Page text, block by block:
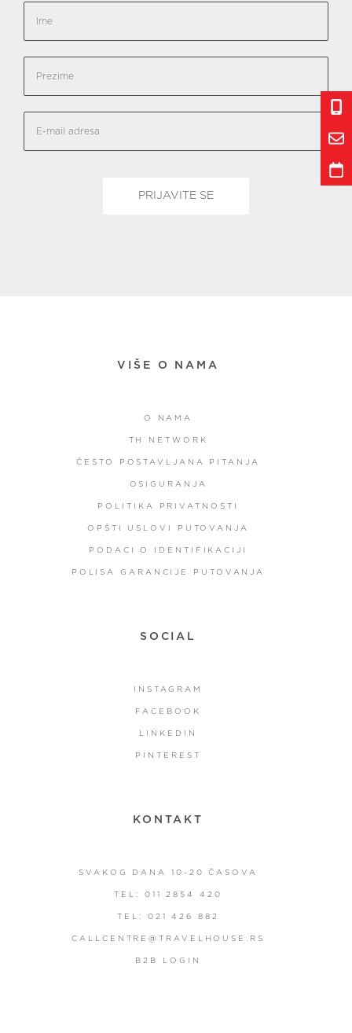
VIŠE O NAMA
O NAMA
TH NETWORK
ČESTO POSTAVLJANA PITANJA
OSIGURANJA
POLITIKA PRIVATNOSTI
OPŠTI USLOVI PUTOVANJA
PODACI O IDENTIFIKACIJI
POLISA GARANCIJE PUTOVANJA
SOCIAL
INSTAGRAM
FACEBOOK
LINKEDIN
PINTEREST
KONTAKT
SVAKOG DANA 10-20 ČASOVA
TEL: 011 2854 420
TEL: 021 426 882
CALLCENTRE@TRAVELHOUSE.RS
B2B LOGIN